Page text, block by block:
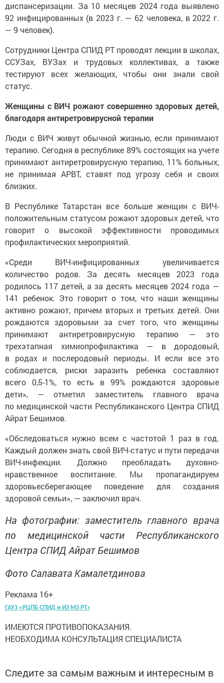
диспансеризации. За 10 месяцев 2024 года выявлено
92 инфицированных (в 2023 г. — 62 человека, в 2022 г.
— 9 человек).
Сотрудники Центра СПИД РТ проводят лекции в школах,
ССУЗах, ВУЗах и трудовых коллективах, а также
тестируют всех желающих, чтобы они знали свой
статус.
Женщины с ВИЧ рожают совершенно здоровых детей,
благодаря антиретровирусной терапии
Люди с ВИЧ живут обычной жизнью, если принимают
терапию. Сегодня в республике 89% состоящих на учете
принимают антиретровирусную терапию, 11% больных,
не принимая АРВТ, ставят под угрозу себя и своих
близких.
В Республике Татарстан все больше женщин с ВИЧ-
положительным статусом рожают здоровых детей, что
говорит о высокой эффективности проводимых
профилактических мероприятий.
«Среди ВИЧ-инфицированных увеличивается
количество родов. За десять месяцев 2023 года
родилось 117 детей, а за десять месяцев 2024 года —
141 ребенок. Это говорит о том, что наши женщины
активно рожают, причем вторых и третьих детей. Они
рождаются здоровыми за счет того, что женщины
принимают антиретровирусную терапию — это
трехэтапная химиопрофилактика — в дородовый,
в родах и послеродовый периоды. И если все это
соблюдается, риски заразить ребенка составляют
всего 0,5-1%, то есть в 99% рождаются здоровые
дети», — отметил заместитель главного врача
по медицинской части Республиканского Центра СПИД
Айрат Бешимов.
«Обследоваться нужно всем с частотой 1 раз в год.
Каждый должен знать свой ВИЧ-статус и пути передачи
ВИЧ-инфекции. Должно преобладать духовно-
нравственное воспитание. Мы пропагандируем
здоровьесберегающее поведение для создания
здоровой семьи», — заключил врач.
На фотографии: заместитель главного врача
по медицинской части Республиканского
Центра СПИД Айрат Бешимов
Фото Салавата Камалетдинова
Реклама 16+
ГАУЗ «РЦПБ СПИД и ИЗ МЗ РТ»
ИМЕЮТСЯ ПРОТИВОПОКАЗАНИЯ.
НЕОБХОДИМА КОНСУЛЬТАЦИЯ СПЕЦИАЛИСТА
Следите за самым важным и интересным в